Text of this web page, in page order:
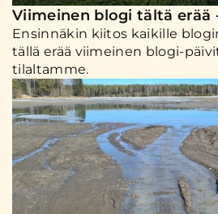
Viimeinen blogi tältä erää
Ensinnäkin kiitos kaikille
tällä erää viimeinen blogi-
tilaltamme.